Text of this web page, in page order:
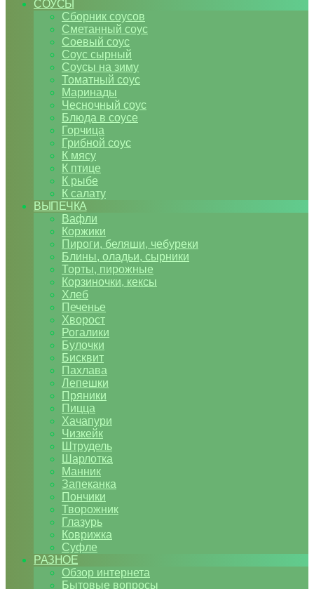
СОУСЫ
Сборник соусов
Сметанный соус
Соевый соус
Соус сырный
Соусы на зиму
Томатный соус
Маринады
Чесночный соус
Блюда в соусе
Горчица
Грибной соус
К мясу
К птице
К рыбе
К салату
ВЫПЕЧКА
Вафли
Коржики
Пироги, беляши, чебуреки
Блины, оладьи, сырники
Торты, пирожные
Корзиночки, кексы
Хлеб
Печенье
Хворост
Рогалики
Булочки
Бисквит
Пахлава
Лепешки
Пряники
Пицца
Хачапури
Чизкейк
Штрудель
Шарлотка
Манник
Запеканка
Пончики
Творожник
Глазурь
Коврижка
Суфле
РАЗНОЕ
Обзор интернета
Бытовые вопросы